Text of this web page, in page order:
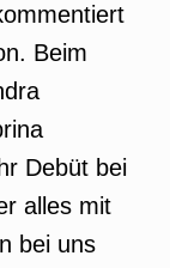
Beim
Debüt bei
alles mit
bei uns